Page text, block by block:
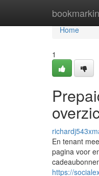
Home
Home
1
En tenant
pagina voor
https://